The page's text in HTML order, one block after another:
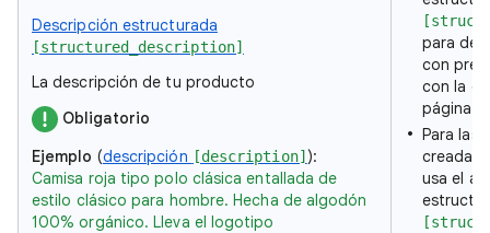
Descripción estructurada
[structured_description]
La descripción de tu producto
Obligatorio
Ejemplo (descripción [description] ):
Camisa roja tipo polo clásica entallada de
estilo clásico para hombre. Hecha de algodón
100% orgánico. Lleva el logotipo
para
con
con la
página
Para las
creadas
usa el